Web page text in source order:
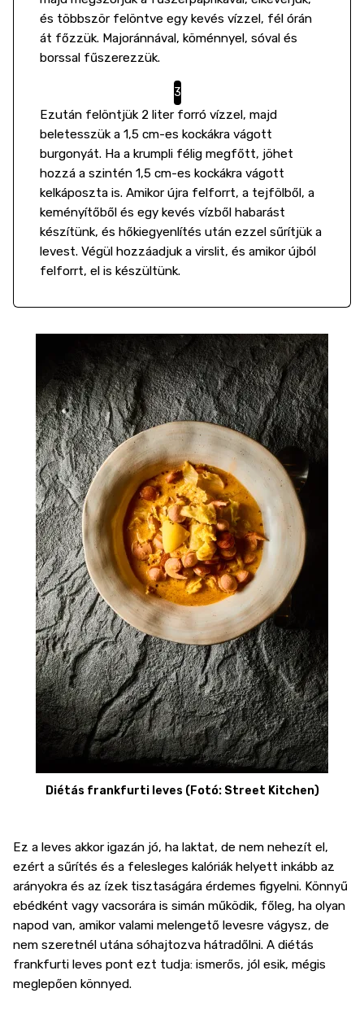
és többször felöntve egy kevés vízzel, fél órán
át főzzük. Majoránnával, köménnyel, sóval és
borssal fűszerezzük.
Ezután felöntjük 2 liter forró vízzel, majd
beletesszük a 1,5 cm-es kockákra vágott
burgonyát. Ha a krumpli félig megfőtt, jöhet
hozzá a szintén 1,5 cm-es kockákra vágott
kelkáposzta is. Amikor újra felforrt, a tejfölből, a
keményítőből és egy kevés vízből habarást
készítünk, és hőkiegyenlítés után ezzel sűrítjük a
levest. Végül hozzáadjuk a virslit, és amikor újból
felforrt, el is készültünk.
Diétás frankfurti leves (Fotó: Street Kitchen)
Ez a leves akkor igazán jó, ha laktat, de nem nehezít el,
ezért a sűrítés és a felesleges kalóriák helyett inkább az
arányokra és az ízek tisztaságára érdemes figyelni. Könnyű
ebédként vagy vacsorára is simán működik, főleg, ha olyan
napod van, amikor valami melengető levesre vágysz, de
nem szeretnél utána sóhajtozva hátradőlni. A diétás
frankfurti leves pont ezt tudja: ismerős, jól esik, mégis
meglepően könnyed.